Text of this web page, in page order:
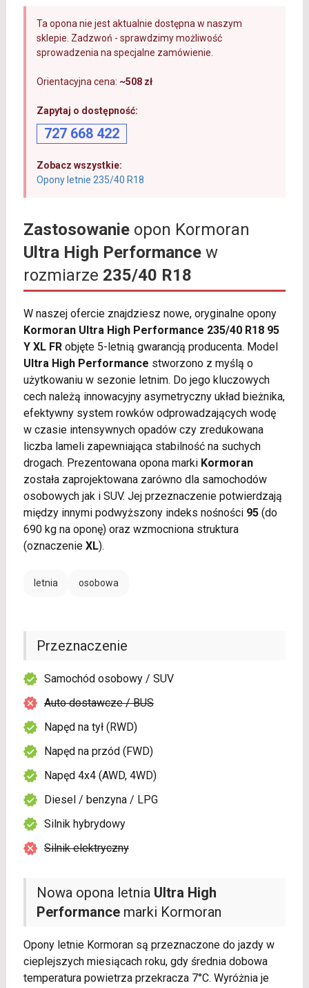
Ta opona nie jest aktualnie dostępna w naszym
sklepie. Zadzwoń - sprawdzimy możliwość
sprowadzenia na specjalne zamówienie.
Orientacyjna cena: ~508 zł
Zapytaj o dostępność:
727 668 422
Zobacz wszystkie:
Opony letnie 235/40 R18
Zastosowanieopon Kormoran
Ultra High Performancew
rozmiarze 235/40 R18
W naszej ofercie znajdziesz nowe, oryginalne opony
Kormoran Ultra High Performance 235/40 R18 95
Y XL FRobjęte 5-letnią gwarancją producenta. Model
Ultra High Performance stworzono z myślą o
użytkowaniu w sezonie letnim. Do jego kluczowych
cech należą innowacyjny asymetryczny układ bieżnika,
efektywny system rowków odprowadzających wodę
w czasie intensywnych opadów czy zredukowana
liczba lameli zapewniająca stabilność na suchych
drogach. Prezentowana opona marki Kormoran
została zaprojektowana zarówno dla samochodów
osobowych jak i SUV. Jej przeznaczenie potwierdzają
między innymi podwyższony indeks nośności 95(do
690 kg na oponę) oraz wzmocniona struktura
(oznaczenie XL).
letnia osobowa
Nowa opona letnia Ultra High
Performancemarki Kormoran
Opony letnie Kormoran są przeznaczone do jazdy w
cieplejszych miesiącach roku, gdy średnia dobowa
temperatura powietrza przekracza 7°C. Wyróżnia je
Przeznaczenie
Samochód osobowy / SUV
Auto dostawcze / BUS
Napęd na tył (RWD)
Napęd na przód (FWD)
Napęd 4x4 (AWD, 4WD)
Diesel / benzyna / LPG
Silnik hybrydowy
Silnik elektryczny